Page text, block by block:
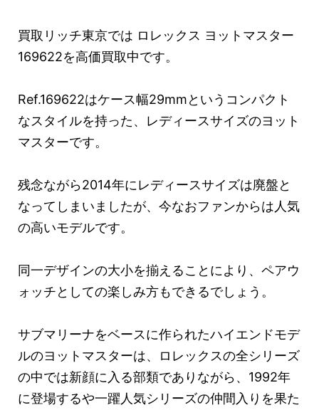
買取リッチ東京では ロレックス ヨットマスター
169622を高価買取中です。
Ref.169622はケース幅29mmというコンパクト
なスタイルを持った、レディースサイズのヨット
マスターです。
残念ながら2014年にレディースサイズは廃盤と
なってしまいましたが、今なおファンからは人気
の高いモデルです。
同一デザインの大小を揃えることにより、ペアウ
ォッチとしての楽しみ方もできるでしょう。
サブマリーナをベースに作られたハイエンドモデ
ルのヨットマスターは、ロレックスの全シリーズ
の中では新顔に入る部類でありながら、1992年
に登場するや一躍人気シリーズの仲間入りを果た